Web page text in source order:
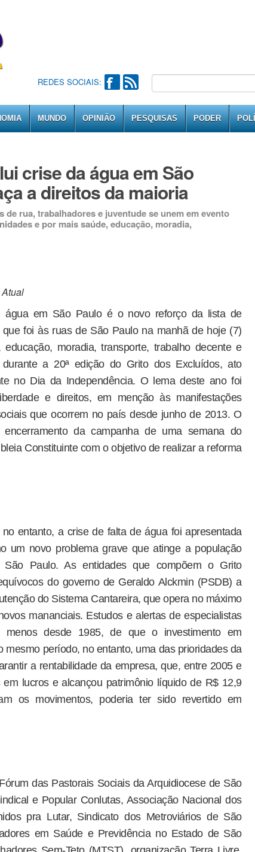
REDES SOCIAIS:
MUNDO OPINIÃO PESQUISAS PODER
crise da água em São
a direitos da maioria
de rua, trabalhadores e juventude se unem em evento
e por mais saúde, educação, moradia,
água em São Paulo é o novo reforço da lista de
foi às ruas de São Paulo na manhã de hoje (7)
moradia, transporte, trabalho decente e
durante a 20ª edição do Grito dos Excluídos, ato
no Dia da Independência. O lema deste ano foi
e direitos, em menção às manifestações
que ocorrem no país desde junho de 2013. O
da campanha de uma semana do
Constituinte com o objetivo de realizar a reforma
entanto, a crise de falta de água foi apresentada
um novo problema grave que atinge a população
Paulo. As entidades que compõem o Grito
do governo de Geraldo Alckmin (PSDB) a
do Sistema Cantareira, que opera no máximo
mananciais. Estudos e alertas de especialistas
menos desde 1985, de que o investimento em
mesmo período, no entanto, uma das prioridades da
a rentabilidade da empresa, que, entre 2005 e
lucros e alcançou patrimônio líquido de R$ 12,9
os movimentos, poderia ter sido revertido em
das Pastorais Sociais da Arquidiocese de São
e Popular Conlutas, Associação Nacional dos
pra Lutar, Sindicato dos Metroviários de São
em Saúde e Previdência no Estado de São